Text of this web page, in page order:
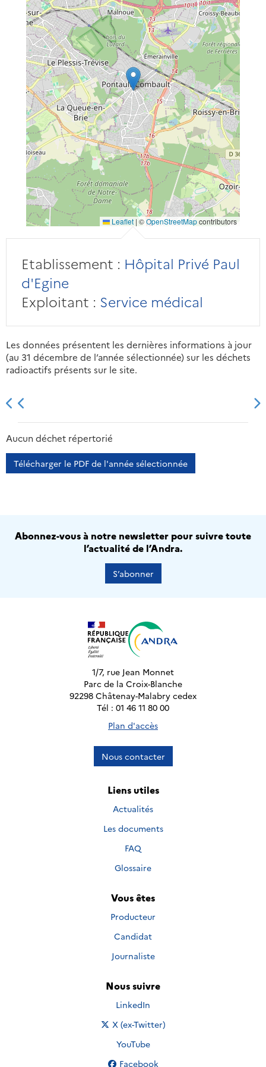
Leaflet | ©OpenStreetMapcontributors
Etablissement : Hôpital Privé Paul
d'Egine
Exploitant : Service médical
Les données présentent les dernières informations à jour
(au 31 décembre de l’année sélectionnée) sur les déchets
radioactifs présents sur le site.
2013 2014
Aucun déchet répertorié
Télécharger le PDF de l'année sélectionnée
Abonnez-vous à notre newsletter pour suivre toute
l’actualité de l’Andra.
S’abonner
1/7, rue Jean Monnet
Parc de la Croix-Blanche
92298 Châtenay-Malabry cedex
Tél : 01 46 11 80 00
Plan d'accès
Nous contacter
Liens utiles
Actualités
Les documents
FAQ
Glossaire
Vous êtes
Producteur
Candidat
Journaliste
Nous suivre
Nous suivre sur
LinkedIn
Nous suivre sur
X (ex-Twitter)
Nous suivre sur
YouTube
Nous suivre sur
Facebook